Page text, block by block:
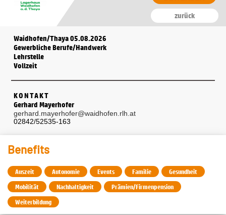
zurück
Waidhofen/Thaya 05.08.2026
Gewerbliche Berufe/Handwerk
Lehrstelle
Vollzeit
KONTAKT
Gerhard Mayerhofer
gerhard.mayerhofer@waidhofen.rlh.at
02842/52535-163
Benefits
Auszeit Autonomie Events Familie
Gesundheit
Mobilität
Nachhaltigkeit
Prämien/Firmenpension
Weiterbildung